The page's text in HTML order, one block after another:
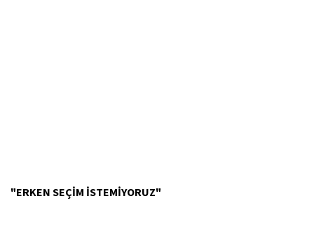
"ERKEN SEÇİM İSTEMİYORUZ"